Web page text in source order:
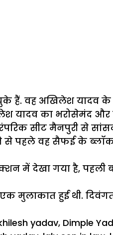
हैं. वह अखिलेश यादव
यादव का भरोसेमंद और
सीट मैनपुरी से
से पहले वह सैफई के
में देखा गया है, पहली
मुलाकात हुई थी.
yadav, Dimple